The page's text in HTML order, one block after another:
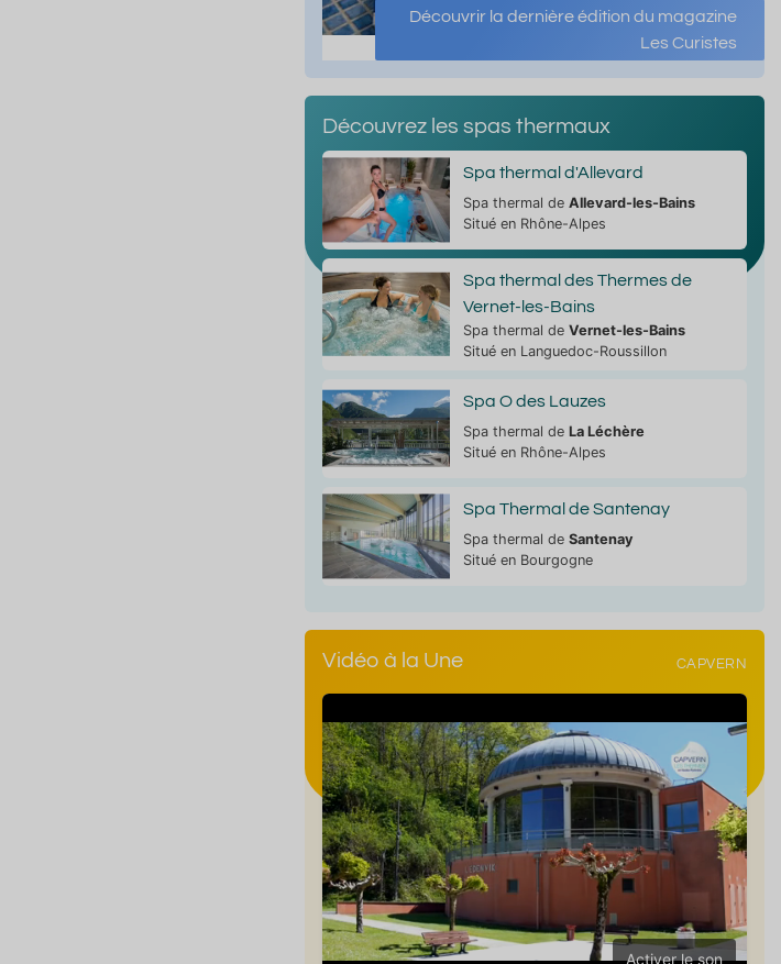
Découvrir la dernière édition du magazine
Les Curistes
Découvrez les spas thermaux
Spa thermal d'Allevard
Spa thermal de Allevard-les-Bains
Situé en Rhône-Alpes
Spa thermal des Thermes de
Vernet-les-Bains
Spa thermal de Vernet-les-Bains
Situé en Languedoc-Roussillon
Spa O des Lauzes
Spa thermal de La Léchère
Situé en Rhône-Alpes
Spa Thermal de Santenay
Spa thermal de Santenay
Situé en Bourgogne
Vidéo à la Une CAPVERN
Activer le son